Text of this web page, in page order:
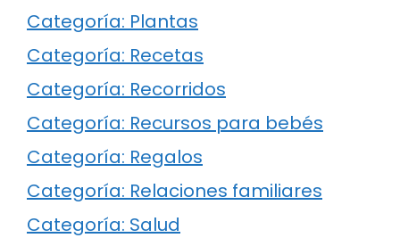
Categoría: Plantas
Categoría: Recetas
Categoría: Recorridos
Categoría: Recursos para bebés
Categoría: Regalos
Categoría: Relaciones familiares
Categoría: Salud